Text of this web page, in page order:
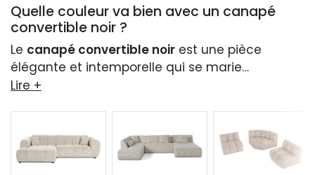
Quelle couleur va bien avec un canapé
convertible noir ?
Le canapé convertible noir est une pièce
élégante et intemporelle qui se marie
parfaitement avec des couleurs neutres
Pour un look moderne et audacieux, le noir peut
s’associer à des teintes plus vives telles que le
Lire +